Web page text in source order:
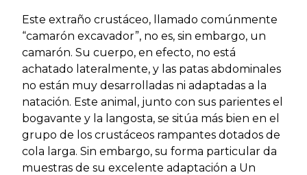
Este extraño crustáceo, llamado comúnmente
“camarón excavador”, no es, sin embargo, un
camarón. Su cuerpo, en efecto, no está
achatado lateralmente, y las patas abdominales
no están muy desarrolladas ni adaptadas a la
natación. Este animal, junto con sus parientes el
bogavante y la langosta, se sitúa más bien en el
grupo de los crustáceos rampantes dotados de
cola larga. Sin embargo, su forma particular da
muestras de su excelente adaptación a Un